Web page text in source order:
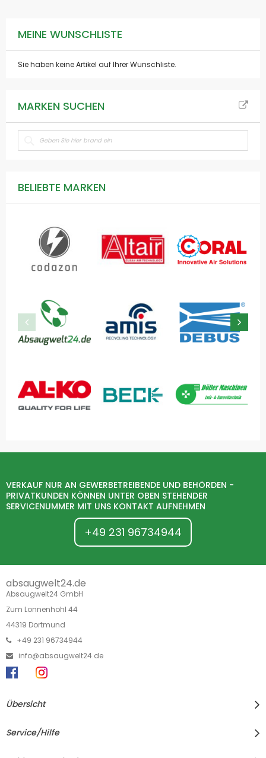
MEINE WUNSCHLISTE
Sie haben keine Artikel auf Ihrer Wunschliste.
MARKEN SUCHEN
BELIEBTE MARKEN
VERKAUF NUR AN GEWERBETREIBENDE UND BEHÖRDEN -
PRIVATKUNDEN KÖNNEN UNTER OBEN STEHENDER
SERVICENUMMER MIT UNS KONTAKT AUFNEHMEN
+49 231 96734944
absaugwelt24.de
Absaugwelt24 GmbH
Zum Lonnenhohl 44
44319 Dortmund
+49 231 96734944
info@absaugwelt24.de
Übersicht
Service/Hilfe